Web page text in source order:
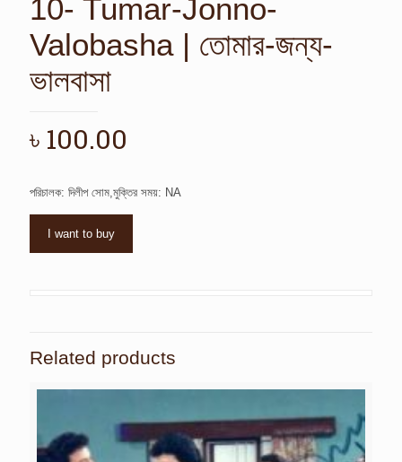
10- Tumar-Jonno-
Valobasha | তোমার-জন্য-
ভালবাসা
৳ 100.00
পরিচালক: দিলীপ সোম,মুক্তির সময়: NA
I want to buy
Related products